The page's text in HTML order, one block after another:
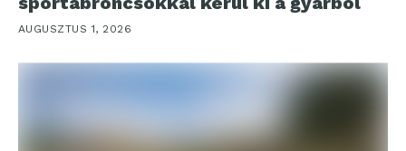
AUGUSZTUS 1, 2026